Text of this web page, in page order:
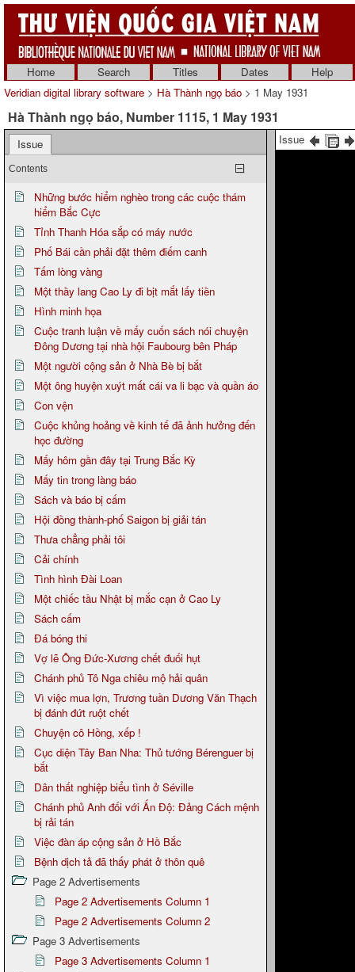
Home Search Titles Dates
Help
Veridian digital library software > Hà Thành ngọ báo > 1 May 1931
Hà Thành ngọ báo, Number 1115, 1 May 1931
Issue
Contents
Những bước hiểm nghèo trong các cuộc thám
hiểm Bắc Cực
Tỉnh Thanh Hóa sắp có máy nước
Phố Bái cần phải đặt thêm điếm canh
Tấm lòng vàng
Một thầy lang Cao Ly đi bịt mắt lấy tiền
Hình minh họa
Cuộc tranh luận về mấy cuốn sách nói chuyện
Đông Dương tại nhà hội Faubourg bên Pháp
Một người cộng sản ở Nhà Bè bị bắt
Một ông huyện xuýt mất cái va li bạc và quần áo
Con vện
Cuộc khủng hoảng về kinh tế đã ảnh hưởng đến
học đường
Mấy hôm gần đây tại Trung Bắc Kỳ
Mấy tin trong làng báo
Sách và báo bị cấm
Hội đồng thành-phố Saigon bị giải tán
Thưa chẳng phải tôi
Cải chính
Tình hình Đài Loan
Một chiếc tầu Nhật bị mắc cạn ở Cao Ly
Sách cấm
Đá bóng thi
Vợ lẽ Ông Đức-Xương chết đuối hụt
Chánh phủ Tô Nga chiêu mộ hải quân
Vì việc mua lợn, Trương tuần Dương Văn Thạch
bị đánh đứt ruột chết
Chuyện cô Hồng, xếp !
Cục diện Tây Ban Nha: Thủ tướng Bérenguer bị
bắt
Dân thất nghiệp biểu tình ở Séville
Chánh phủ Anh đối với Ấn Độ: Đảng Cách mệnh
bị rải tán
Việc đàn áp cộng sản ở Hồ Bắc
Bệnh dịch tả đã thấy phát ở thôn quê
Page 2 Advertisements
Page 2 Advertisements Column 1
Page 2 Advertisements Column 2
Page 3 Advertisements
Page 3 Advertisements Column 1
Issue